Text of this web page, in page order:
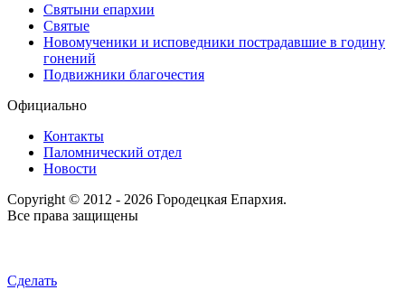
Святыни епархии
Святые
Новомученики и исповедники пострадавшие в годину
гонений
Подвижники благочестия
Официально
Контакты
Паломнический отдел
Новости
Copyright © 2012 - 2026 Городецкая Епархия.
Все права защищены
Сделать